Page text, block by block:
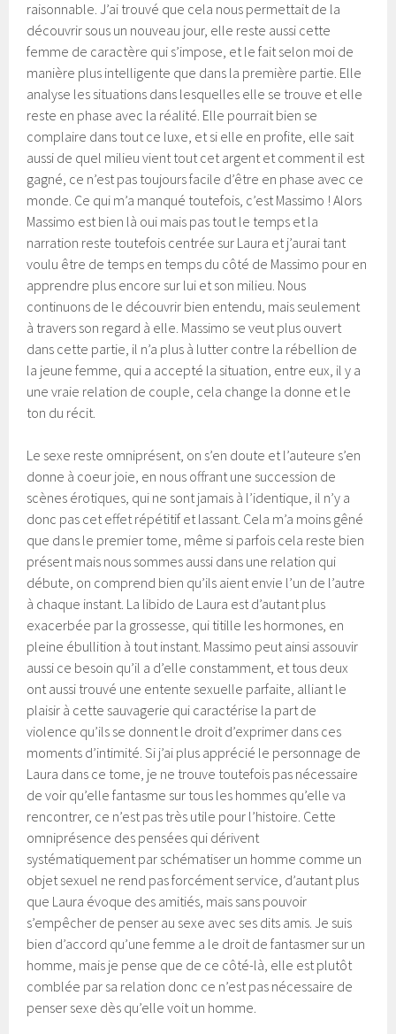
raisonnable. J’ai trouvé que cela nous permettait de la
découvrir sous un nouveau jour, elle reste aussi cette
femme de caractère qui s’impose, et le fait selon moi de
manière plus intelligente que dans la première partie. Elle
analyse les situations dans lesquelles elle se trouve et elle
reste en phase avec la réalité. Elle pourrait bien se
complaire dans tout ce luxe, et si elle en profite, elle sait
aussi de quel milieu vient tout cet argent et comment il est
gagné, ce n’est pas toujours facile d’être en phase avec ce
monde. Ce qui m’a manqué toutefois, c’est Massimo ! Alors
Massimo est bien là oui mais pas tout le temps et la
narration reste toutefois centrée sur Laura et j’aurai tant
voulu être de temps en temps du côté de Massimo pour en
apprendre plus encore sur lui et son milieu. Nous
continuons de le découvrir bien entendu, mais seulement
à travers son regard à elle. Massimo se veut plus ouvert
dans cette partie, il n’a plus à lutter contre la rébellion de
la jeune femme, qui a accepté la situation, entre eux, il y a
une vraie relation de couple, cela change la donne et le
ton du récit.
Le sexe reste omniprésent, on s’en doute et l’auteure s’en
donne à coeur joie, en nous offrant une succession de
scènes érotiques, qui ne sont jamais à l’identique, il n’y a
donc pas cet effet répétitif et lassant. Cela m’a moins gêné
que dans le premier tome, même si parfois cela reste bien
présent mais nous sommes aussi dans une relation qui
débute, on comprend bien qu’ils aient envie l’un de l’autre
à chaque instant. La libido de Laura est d’autant plus
exacerbée par la grossesse, qui titille les hormones, en
pleine ébullition à tout instant. Massimo peut ainsi assouvir
aussi ce besoin qu’il a d’elle constamment, et tous deux
ont aussi trouvé une entente sexuelle parfaite, alliant le
plaisir à cette sauvagerie qui caractérise la part de
violence qu’ils se donnent le droit d’exprimer dans ces
moments d’intimité. Si j’ai plus apprécié le personnage de
Laura dans ce tome, je ne trouve toutefois pas nécessaire
de voir qu’elle fantasme sur tous les hommes qu’elle va
rencontrer, ce n’est pas très utile pour l’histoire. Cette
omniprésence des pensées qui dérivent
systématiquement par schématiser un homme comme un
objet sexuel ne rend pas forcément service, d’autant plus
que Laura évoque des amitiés, mais sans pouvoir
s’empêcher de penser au sexe avec ses dits amis. Je suis
bien d’accord qu’une femme a le droit de fantasmer sur un
homme, mais je pense que de ce côté-là, elle est plutôt
comblée par sa relation donc ce n’est pas nécessaire de
penser sexe dès qu’elle voit un homme.